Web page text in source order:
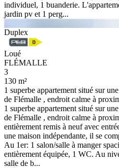
individuel, 1 buanderie.
jardin pv et 1 perg...
Duplex
Loué
FLÉMALLE
3
130 m²
1 superbe appartement situé sur
de Flémalle , endroit calme à
1 superbe appartement situé sur
de Flémalle , endroit calme à
entièrement remis à neuf avec
une maison indépendante, il se
Au 1er: 1 salon/salle à manger
entièrement équipée, 1 WC. Au
salle de b...